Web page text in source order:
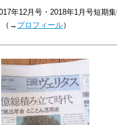
年12月号・2018年1月号短期
（→ プロフィール）